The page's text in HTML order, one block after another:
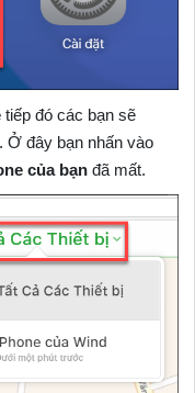
tiếp đó các bạn sẽ
Ở đây bạn nhấn vào
của bạn đã mất.